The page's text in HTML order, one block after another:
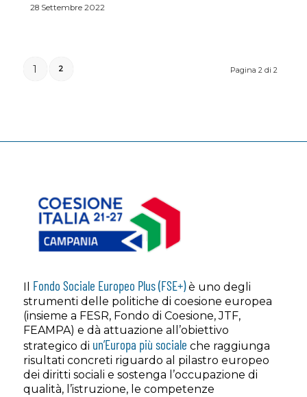
28 Settembre 2022
Pagina 2 di 2
1 2
Fondo Sociale Europeo Plus (FSE+)è uno degli
strumenti delle politiche di coesione europea
(insieme a FESR, Fondo di Coesione, JTF,
FEAMPA) e dà attuazione all’obiettivo
strategico di un’Europa più sociale che raggiunga
risultati concreti riguardo al pilastro europeo
dei diritti sociali e sostenga l’occupazione di
qualità, l’istruzione, le competenze